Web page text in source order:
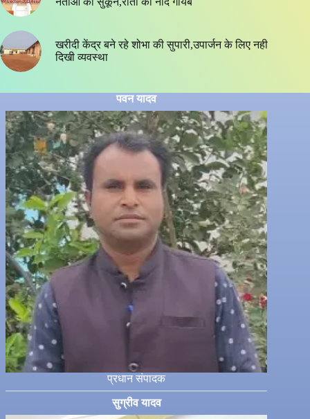
खरीदी केंद्र बने रहे शोभा की सुपारी,उपार्जन के लिए नही
दिखी व्यवस्था
पवन यादव
प्रधान संपादक
सुग्रीव यादव